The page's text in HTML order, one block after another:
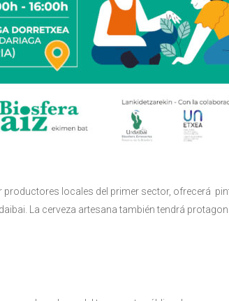
productores locales del primer sector, ofrecerá
La cerveza artesana también tendrá